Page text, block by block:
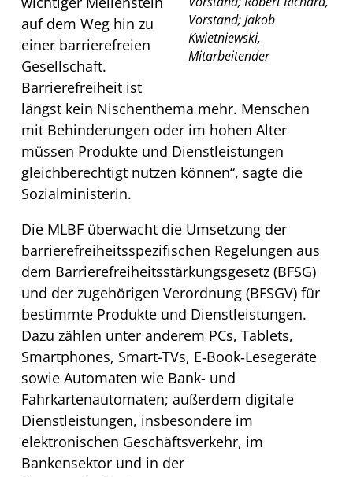
Vorstand; Jakob
Kwietniewski,
Mitarbeitender
auf dem Weg hin zu
einer barrierefreien
Gesellschaft.
Barrierefreiheit ist
längst kein Nischenthema mehr. Menschen
mit Behinderungen oder im hohen Alter
müssen Produkte und Dienstleistungen
gleichberechtigt nutzen können“, sagte die
Sozialministerin.
Die MLBF überwacht die Umsetzung der
barrierefreiheitsspezifischen Regelungen aus
dem Barrierefreiheitsstärkungsgesetz (BFSG)
und der zugehörigen Verordnung (BFSGV) für
bestimmte Produkte und Dienstleistungen.
Dazu zählen unter anderem PCs, Tablets,
Smartphones, Smart-TVs, E‑Book‑Lesegeräte
sowie Automaten wie Bank- und
Fahrkartenautomaten; außerdem digitale
Dienstleistungen, insbesondere im
elektronischen Geschäftsverkehr, im
Bankensektor und in der